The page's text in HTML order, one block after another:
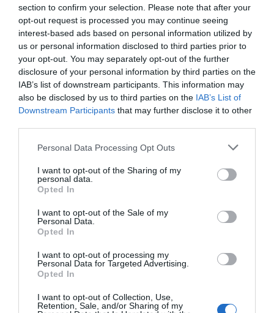
section to confirm your selection. Please note that after your
opt-out request is processed you may continue seeing
interest-based ads based on personal information utilized by
us or personal information disclosed to third parties prior to
your opt-out. You may separately opt-out of the further
disclosure of your personal information by third parties on the
IAB’s list of downstream participants. This information may
also be disclosed by us to third parties on the IAB’s List of
Downstream Participants that may further disclose it to other
Personal Data Processing Opt Outs
I want to opt-out of the Sharing of my
personal data.
Opted In
I want to opt-out of the Sale of my
Personal Data.
Opted In
I want to opt-out of processing my
Personal Data for Targeted Advertising.
Opted In
I want to opt-out of Collection, Use,
Retention, Sale, and/or Sharing of my
El Consejo Asesor de AESEG se
reúne para evaluar el plan de
Sanidad para fomentar el uso de
genéricos
Noticias y novedades
Redacción
21/11/2019
La Asociación Española de Medicamentos
Genéricos (AESEG) ha reunido esta semana a
los miembros de su Consejo Asesor para
presentado Plan de acción del ministerio de
medicamentos genéricos.
AESEG y FACME firman un convenio
Noticias y novedades
08/10/2019
Asociaciones Científico Médicas Españolas
(FACME) han firmado esta mañana un
acuerdo de colaboración para desarrollar
medicamentos genéricos entre los
facultativos españoles.